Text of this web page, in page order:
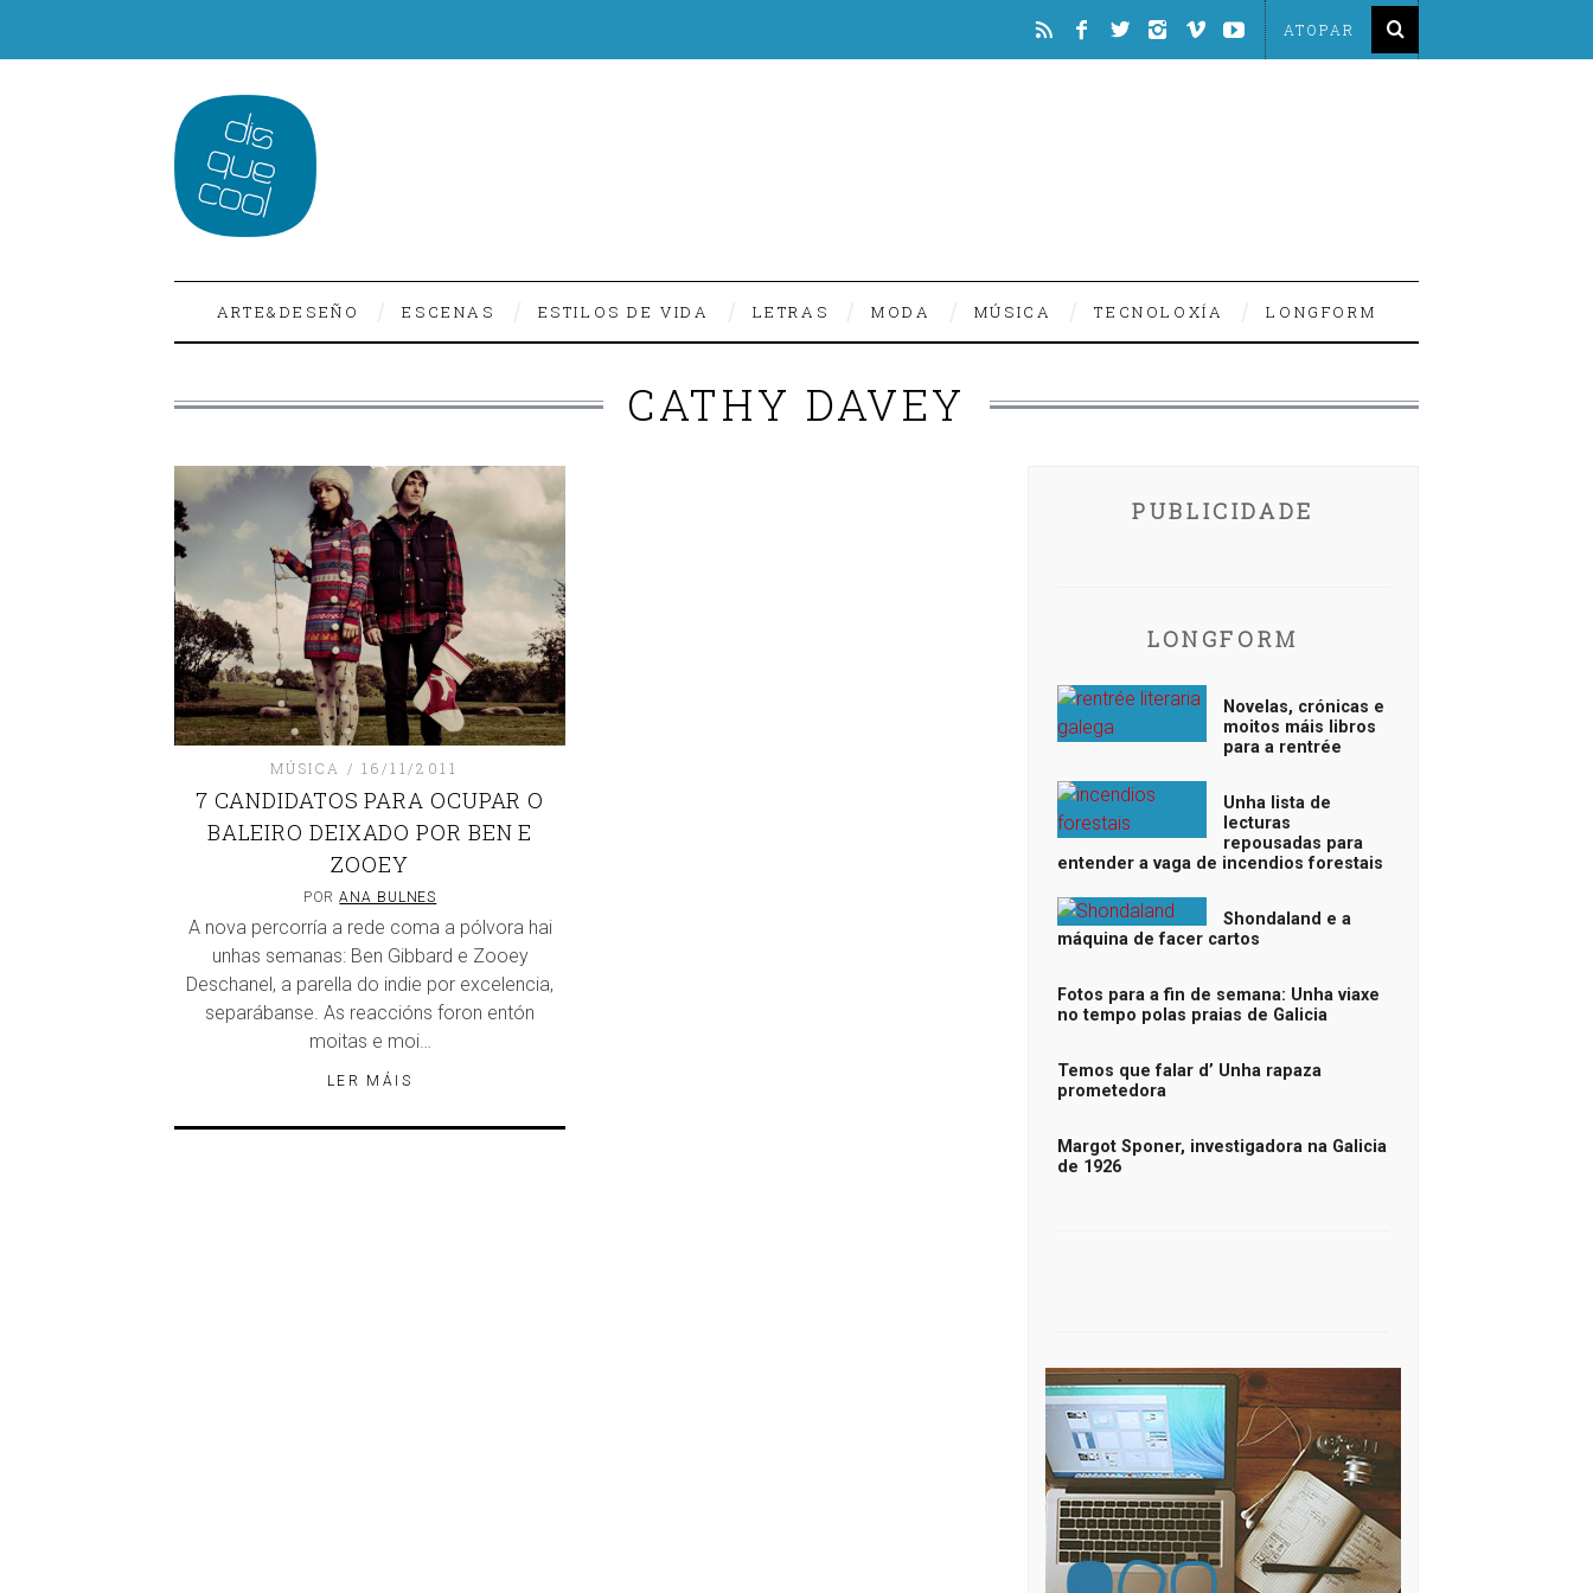
ARTE&DESEÑO ESCENAS ESTILOS DE VIDA LETRAS MODA MÚSICA TECNOLOXÍA LONGFORM
CATHY DAVEY
MÚSICA 16/11/2011
7 CANDIDATOS PARA OCUPAR O
BALEIRO DEIXADO POR BEN E
ZOOEY
PORANA BULNES
A nova percorría a rede coma a pólvora hai
unhas semanas: Ben Gibbard e Zooey
Deschanel, a parella do indie por excelencia,
separábanse. As reaccións foron entón
moitas e moi…
LER MÁIS
PUBLICIDADE
LONGFORM
Novelas, crónicas e
moitos máis libros
para a rentrée
Unha lista de
lecturas
repousadas para
entender a vaga de incendios forestais
Shondaland e a
máquina de facer cartos
Fotos para a fin de semana: Unha viaxe
no tempo polas praias de Galicia
Temos que falar d’ Unha rapaza
prometedora
Margot Sponer, investigadora na Galicia
de 1926